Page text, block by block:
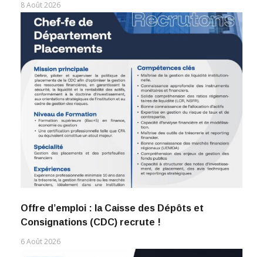
8 Août 2026
Offre d’emploi : la Caisse des Dépôts et
Consignations (CDC) recrute !
6 Août 2026